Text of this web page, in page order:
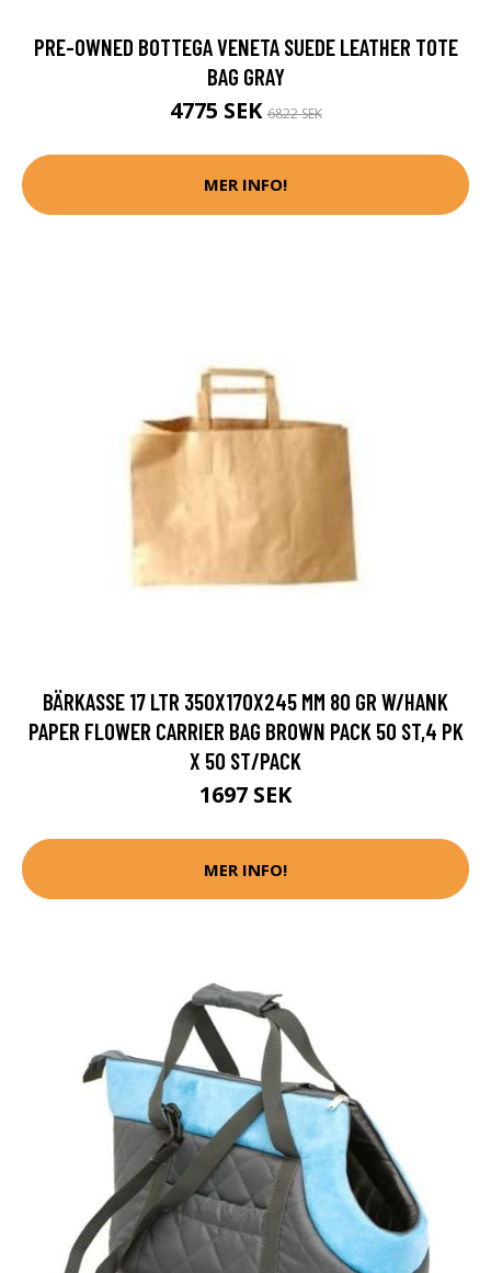
PRE-OWNED BOTTEGA VENETA SUEDE LEATHER TOTE
BAG GRAY
4775 SEK6822 SEK
MER INFO!
BÄRKASSE 17 LTR 350X170X245 MM 80 GR W/HANK
PAPER FLOWER CARRIER BAG BROWN PACK 50 ST,4 PK
X 50 ST/PACK
1697 SEK
MER INFO!